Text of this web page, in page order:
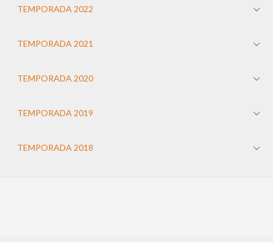
TEMPORADA 2022
TEMPORADA 2021
TEMPORADA 2020
TEMPORADA 2019
TEMPORADA 2018